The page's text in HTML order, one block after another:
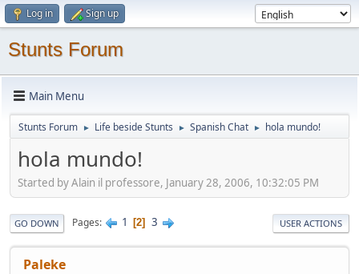
Log in Sign up
Stunts Forum
Main Menu
Stunts Forum ► Life beside Stunts ► Spanish Chat ► hola mundo!
hola mundo!
Started by Alain il professore, January 28, 2006, 10:32:05 PM
GO DOWN Pages 1 2 3 USER ACTIONS
Paleke